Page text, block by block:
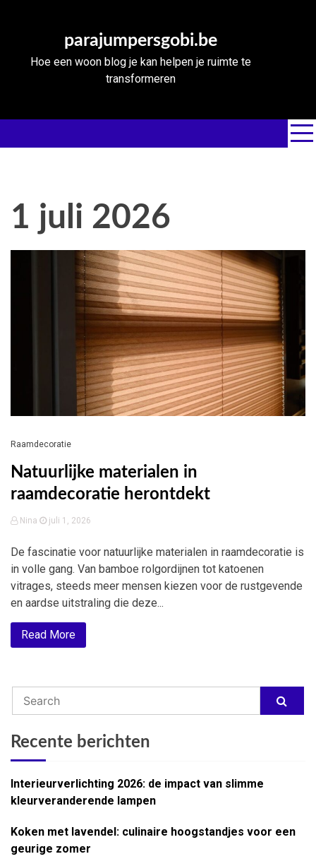
parajumpersgobi.be
Hoe een woon blog je kan helpen je ruimte te
transformeren
1 juli 2026
Raamdecoratie
Natuurlijke materialen in
raamdecoratie herontdekt
Nina juli 1, 2026
De fascinatie voor natuurlijke materialen in raamdecoratie is
in volle gang. Van bamboe rolgordijnen tot katoenen
vitrages, steeds meer mensen kiezen voor de rustgevende
en aardse uitstraling die deze...
Read More
Recente berichten
Interieurverlichting 2026: de impact van slimme
kleurveranderende lampen
Koken met lavendel: culinaire hoogstandjes voor een
geurige zomer